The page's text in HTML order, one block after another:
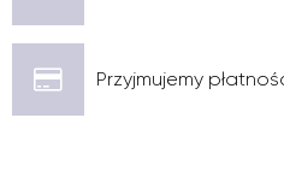
Przyjmujemy